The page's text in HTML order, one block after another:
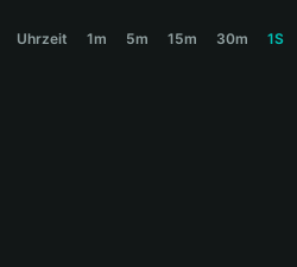
Uhrzeit 1m 5m 15m 30m 1S